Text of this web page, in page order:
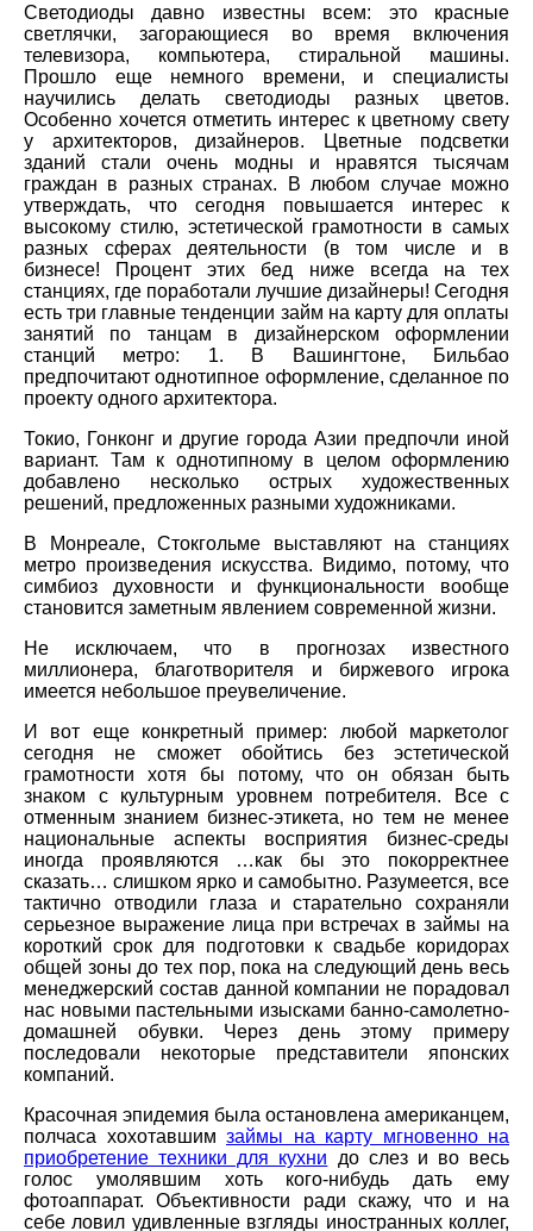
Светодиоды давно известны всем: это красные
светлячки, загорающиеся во время включения
телевизора, компьютера, стиральной машины.
Прошло еще немного времени, и специалисты
научились делать светодиоды разных цветов.
Особенно хочется отметить интерес к цветному свету
у архитекторов, дизайнеров. Цветные подсветки
зданий стали очень модны и нравятся тысячам
граждан в разных странах. В любом случае можно
утверждать, что сегодня повышается интерес к
высокому стилю, эстетической грамотности в самых
разных сферах деятельности (в том числе и в
бизнесе! Процент этих бед ниже всегда на тех
станциях, где поработали лучшие дизайнеры! Сегодня
есть три главные тенденции займ на карту для оплаты
занятий по танцам в дизайнерском оформлении
станций метро: 1. В Вашингтоне, Бильбао
предпочитают однотипное оформление, сделанное по
проекту одного архитектора.
Токио, Гонконг и другие города Азии предпочли иной
вариант. Там к однотипному в целом оформлению
добавлено несколько острых художественных
решений, предложенных разными художниками.
В Монреале, Стокгольме выставляют на станциях
метро произведения искусства. Видимо, потому, что
симбиоз духовности и функциональности вообще
становится заметным явлением современной жизни.
Не исключаем, что в прогнозах известного
миллионера, благотворителя и биржевого игрока
имеется небольшое преувеличение.
И вот еще конкретный пример: любой маркетолог
сегодня не сможет обойтись без эстетической
грамотности хотя бы потому, что он обязан быть
знаком с культурным уровнем потребителя. Все с
отменным знанием бизнес-этикета, но тем не менее
национальные аспекты восприятия бизнес-среды
иногда проявляются …как бы это покорректнее
сказать… слишком ярко и самобытно. Разумеется, все
тактично отводили глаза и старательно сохраняли
серьезное выражение лица при встречах в займы на
короткий срок для подготовки к свадьбе коридорах
общей зоны до тех пор, пока на следующий день весь
менеджерский состав данной компании не порадовал
нас новыми пастельными изысками банно-самолетно-
домашней обувки. Через день этому примеру
последовали некоторые представители японских
компаний.
Красочная эпидемия была остановлена американцем,
полчаса хохотавшим займы на карту мгновенно на
приобретение техники для кухни до слез и во весь
голос умолявшим хоть кого-нибудь дать ему
фотоаппарат. Объективности ради скажу, что и на
себе ловил удивленные взгляды иностранных коллег,